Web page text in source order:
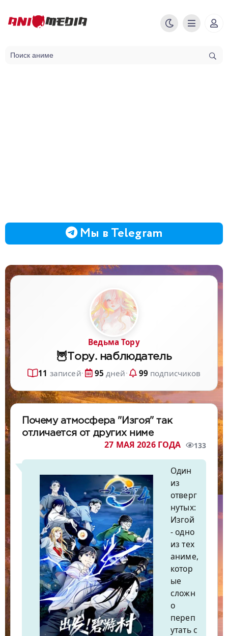
Мы в Telegram
Ведьма Тору
🦉Тору. наблюдатель
11 записей· 95 дней· 99подписчиков
Почему атмосфера "Изгоя" так
отличается от других ниме
27 МАЯ 2026 ГОДА 133
Один
из
отверг
нутых:
Изгой
- одно
из тех
аниме,
котор
ые
сложн
о
переп
утать с